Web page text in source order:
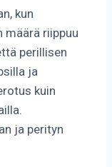
kun
määrä riippuu
perillisen
ja
kuin
ja perityn